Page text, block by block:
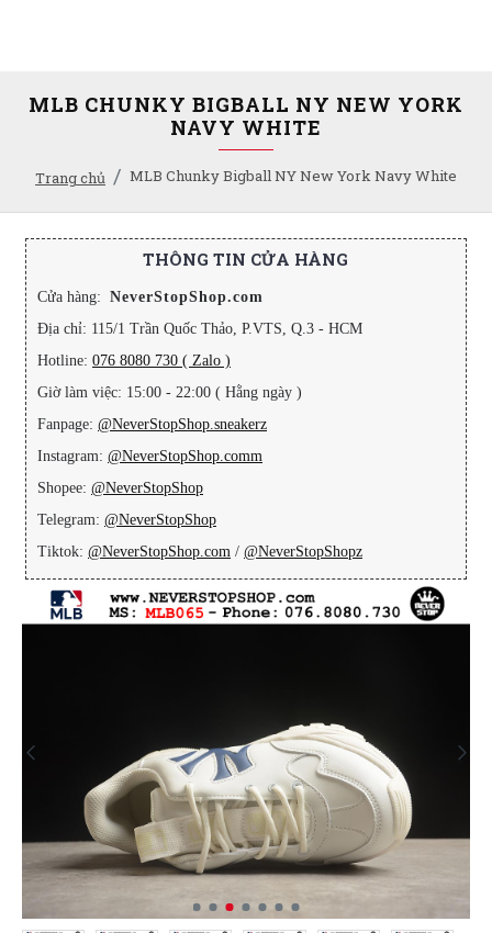
Trang chủ MLB Chunky Bigball NY New York Navy White
MLB CHUNKY BIGBALL NY NEW YORK
NAVY WHITE
THÔNG TIN CỬA HÀNG
Cửa hàng: NeverStopShop.com
Địa chỉ: 115/1 Trần Quốc Thảo, P.VTS, Q.3 - HCM
Hotline: 076 8080 730 ( Zalo )
Giờ làm việc: 15:00 - 22:00 ( Hằng ngày )
Fanpage: @NeverStopShop.sneakerz
Instagram: @NeverStopShop.comm
Shopee: @NeverStopShop
Telegram: @NeverStopShop
Tiktok: @NeverStopShop.com / @NeverStopShopz